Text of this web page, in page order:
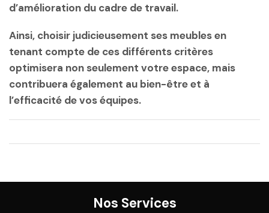
d’amélioration du cadre de travail.
Ainsi, choisir judicieusement ses meubles en
tenant compte de ces différents critères
optimisera non seulement votre espace, mais
contribuera également au bien-être et à
l’efficacité de vos équipes.
Nos Services